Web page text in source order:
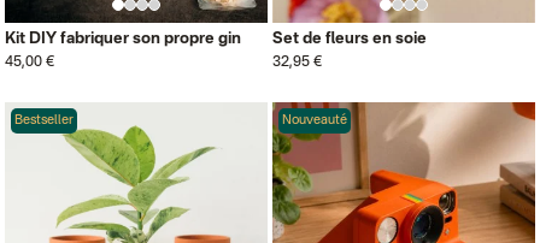
Kit DIY fabriquer son propre gin
45,00 €
Set de fleurs en soie
32,95 €
Bestseller Nouveauté